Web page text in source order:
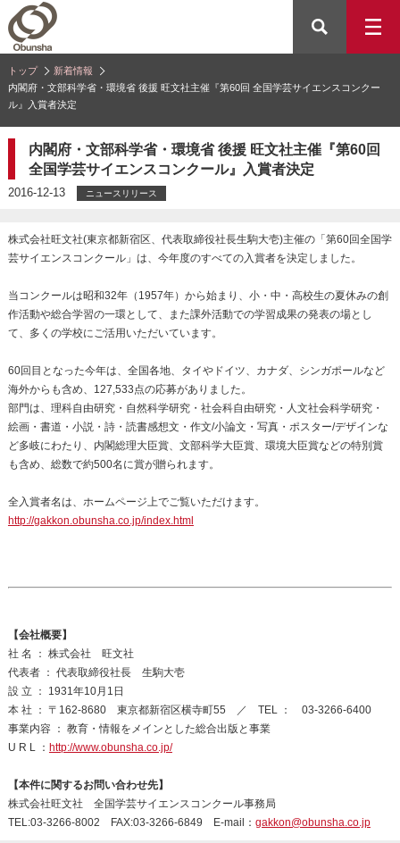
トップ
新着情報
内閣府・文部科学省・環境省 後援 旺文社主催『第60回 全国学芸サイエンスコンクー
ル』入賞者決定
内閣府・文部科学省・環境省 後援 旺文社主催『第60回
全国学芸サイエンスコンクール』入賞者決定
2016-12-13 ニュースリリース
株式会社旺文社(東京都新宿区、代表取締役社長生駒大壱)主催の「第60回全国学
芸サイエンスコンクール」は、今年度のすべての入賞者を決定しました。
当コンクールは昭和32年（1957年）から始まり、小・中・高校生の夏休みの創
作活動や総合学習の一環として、また課外活動での学習成果の発表の場とし
て、多くの学校にご活用いただいています。
60回目となった今年は、全国各地、タイやドイツ、カナダ、シンガポールなど
海外からも含め、127,533点の応募がありました。
部門は、理科自由研究・自然科学研究・社会科自由研究・人文社会科学研究・
絵画・書道・小説・詩・読書感想文・作文/小論文・写真・ポスター/デザインな
ど多岐にわたり、内閣総理大臣賞、文部科学大臣賞、環境大臣賞などの特別賞
も含め、総数で約500名に賞が贈られます。
全入賞者名は、ホームページ上でご覧いただけます。
http://gakkon.obunsha.co.jp/index.html
【会社概要】
社 名 ： 株式会社 旺文社
代表者 ： 代表取締役社長 生駒大壱
設 立 ： 1931年10月1日
本 社 ： 〒162-8680 東京都新宿区横寺町55 ／ TEL ： 03-3266-6400
事業内容 ： 教育・情報をメインとした総合出版と事業
U R L ： http://www.obunsha.co.jp/
【本件に関するお問い合わせ先】
株式会社旺文社 全国学芸サイエンスコンクール事務局
TEL:03-3266-8002 FAX:03-3266-6849 E-mail： gakkon@obunsha.co.jp